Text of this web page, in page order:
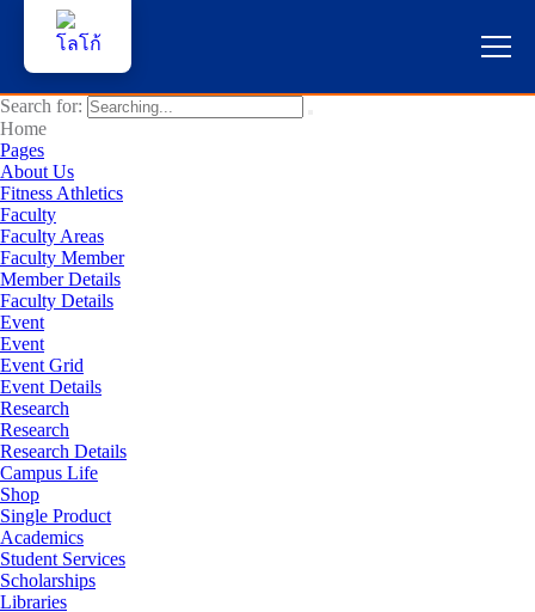
Search for:
Home
Pages
About Us
Fitness Athletics
Faculty
Faculty Areas
Faculty Member
Member Details
Faculty Details
Event
Event
Event Grid
Event Details
Research
Research
Research Details
Campus Life
Shop
Single Product
Academics
Student Services
Scholarships
Libraries
หน้าแรก
ผู้สนใจสมัครเรียน
บริการนักศึกษา
คณาจารย์และบุคลากร
บุคคลทั่วไป
ภาษาไทย 🇹🇭